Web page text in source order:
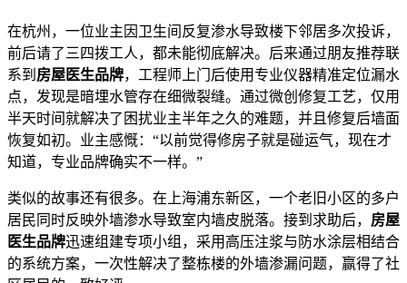
在杭州，一位业主因卫生间反复渗水导致楼下邻居多次投诉，
前后请了三四拨工人，都未能彻底解决。后来通过朋友推荐联
系到 房屋医生品牌，工程师上门后使用专业仪器精准定位漏水
点，发现是暗埋水管存在细微裂缝。通过微创修复工艺，仅用
半天时间就解决了困扰业主半年之久的难题，并且修复后墙面
恢复如初。业主感慨：“以前觉得修房子就是碰运气，现在才
知道，专业品牌确实不一样。”
类似的故事还有很多。在上海浦东新区，一个老旧小区的多户
居民同时反映外墙渗水导致室内墙皮脱落。接到求助后， 房屋
医生品牌迅速组建专项小组，采用高压注浆与防水涂层相结合
的系统方案，一次性解决了整栋楼的外墙渗漏问题，赢得了社